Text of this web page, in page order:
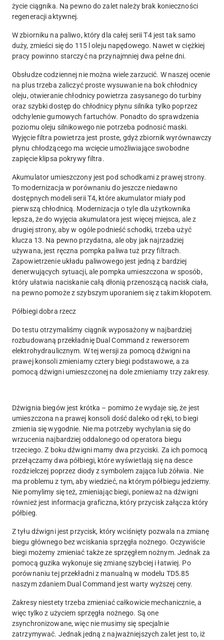
życie ciągnika. Na pewno do zalet należy brak konieczności
regeneracji aktywnej.
W zbiorniku na paliwo, który dla całej serii T4 jest tak samo
duży, zmieści się do 115 l oleju napędowego. Nawet w ciężkiej
pracy powinno starczyć na przynajmniej dwa pełne dni.
Obsłudze codziennej nie można wiele zarzucić. W naszej ocenie
na plus trzeba zaliczyć proste wysuwanie na bok chłodnicy
oleju, otwieranie chłodnicy powietrza zasysanego do turbiny
oraz szybki dostęp do chłodnicy płynu silnika tylko poprzez
odchylenie gumowych fartuchów. Ponadto do sprawdzenia
poziomu oleju silnikowego nie potrzeba podnosić maski.
Wyjęcie filtra powietrza jest proste, gdyż zbiornik wyrównawczy
płynu chłodzącego ma wcięcie umożliwiające swobodne
zapięcie klipsa pokrywy filtra.
Akumulator umieszczony jest pod schodkami z prawej strony.
To modernizacja w porównaniu do jeszcze niedawno
dostępnych modeli serii T4, które akumulator miały pod
pierwszą chłodnicą. Modernizacja o tyle dla użytkownika
lepsza, że do wyjęcia akumulatora jest więcej miejsca, ale z
drugiej strony, aby w ogóle podnieść schodki, trzeba użyć
klucza 13. Na pewno przydatna, ale oby jak najrzadziej
używana, jest ręczna pompka paliwa tuż przy filtrach.
Zapowietrzenie układu paliwowego jest jedną z bardziej
denerwujących sytuacji, ale pompka umieszczona w sposób,
który ułatwia naciskanie całą dłonią przenoszącą nacisk ciała,
na pewno pomoże z szybszym uporaniem się z takim kłopotem.
Półbiegi dobra rzecz
Do testu otrzymaliśmy ciągnik wyposażony w najbardziej
rozbudowaną przekładnię Dual Command z rewersorem
elektrohydraulicznym. W tej wersji za pomocą dźwigni na
prawej konsoli zmieniamy cztery biegi podstawowe, a za
pomocą dźwigni umieszczonej na dole zmieniamy trzy zakresy.
Dźwignia biegów jest krótka – pomimo że wydaje się, że jest
umieszczona na prawej konsoli dość daleko od ręki, to biegi
zmienia się wygodnie. Nie ma potrzeby wychylania się do
wrzucenia najbardziej oddalonego od operatora biegu
trzeciego. Z boku dźwigni mamy dwa przyciski. Za ich pomocą
przełączamy dwa półbiegi, które wyświetlają się na desce
rozdzielczej poprzez diody z symbolem zająca lub żółwia. Nie
ma problemu z tym, aby wiedzieć, na którym półbiegu jedziemy.
Nie pomylimy się też, zmieniając biegi, ponieważ na dźwigni
również jest informacja graficzna, który przycisk załącza który
półbieg.
Z tyłu dźwigni jest przycisk, który wciśnięty pozwala na zmianę
biegu głównego bez wciskania sprzęgła nożnego. Oczywiście
biegi możemy zmieniać także ze sprzęgłem nożnym. Jednak za
pomocą guzika wykonuje się zmianę szybciej i łatwiej. Po
porównaniu tej przekładni z manualną w modelu TD5.85
naszym zdaniem Dual Command jest warty wyższej ceny.
Zakresy niestety trzeba zmieniać całkowicie mechanicznie, a
więc tylko z użyciem sprzęgła nożnego. Są one
zsynchronizowane, więc nie musimy się specjalnie
zatrzymywać. Jednak jedną z najważniejszych zalet jest to, iż